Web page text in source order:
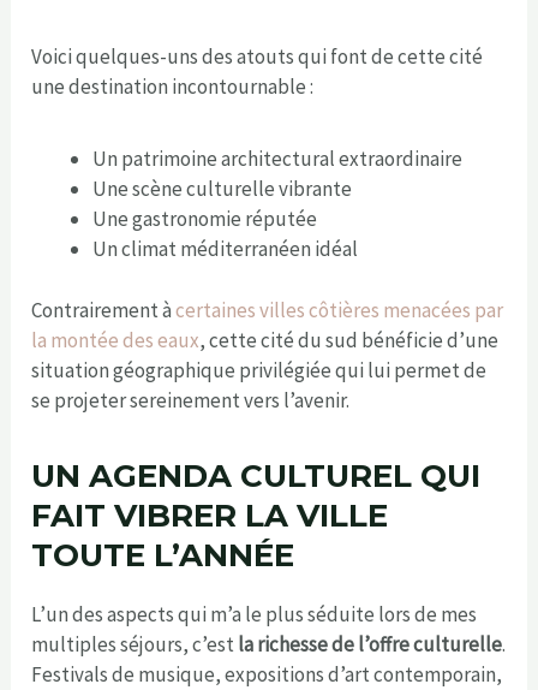
Voici quelques-uns des atouts qui font de cette cité
une destination incontournable :
Un patrimoine architectural extraordinaire
Une scène culturelle vibrante
Une gastronomie réputée
Un climat méditerranéen idéal
Contrairement àcertaines villes côtières menacées par
la montée des eaux, cette cité du sud bénéficie d’une
situation géographique privilégiée qui lui permet de
se projeter sereinement vers l’avenir.
UN AGENDA CULTUREL QUI
FAIT VIBRER LA VILLE
TOUTE L’ANNÉE
L’un des aspects qui m’a le plus séduite lors de mes
multiples séjours, c’estla richesse de l’offre culturelle.
Festivals de musique, expositions d’art contemporain,